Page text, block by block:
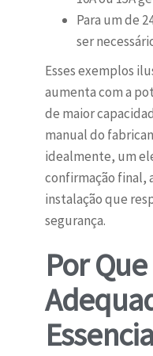
Para um de
ser
Esses exemplos
aumenta com a
de maior
manual do
idealmente, um
confirmação final,
instalação que
segurança.
Por